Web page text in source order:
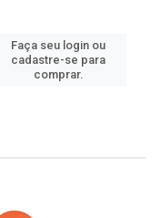
Faça seu login ou
cadastre-se para
comprar.